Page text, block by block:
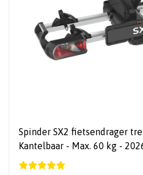
Spinder SX2 fietsendrager
Kantelbaar - Max. 60 kg -